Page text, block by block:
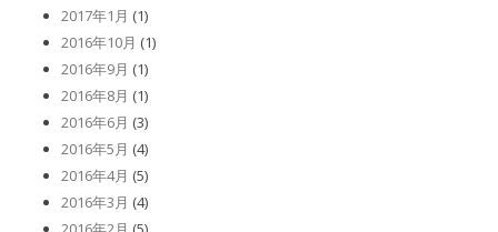
2017年1月 (1)
2016年10月 (1)
2016年9月 (1)
2016年8月 (1)
2016年6月 (3)
2016年5月 (4)
2016年4月 (5)
2016年3月 (4)